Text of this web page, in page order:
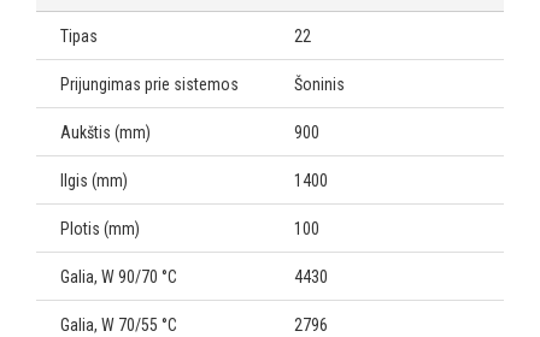
Tipas 22
Prijungimas prie sistemos Šoninis
Aukštis (mm) 900
Ilgis (mm) 1400
Plotis (mm) 100
Galia, W 90/70 °C 4430
Galia, W 70/55 °C 2796